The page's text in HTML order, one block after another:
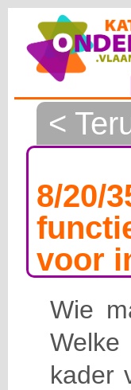
<
8/20/
voor
Wie
kader